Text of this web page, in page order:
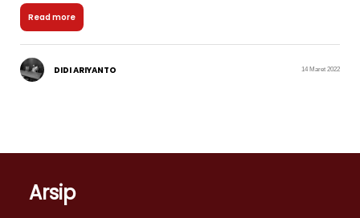
Read more
DIDI ARIYANTO 14 Maret 2022
Arsip